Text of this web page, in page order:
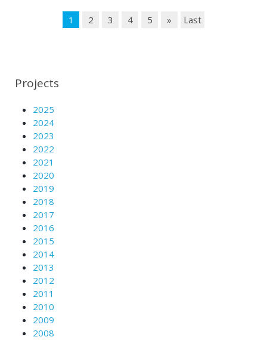
1 2 3 4 5 » Last
Projects
2025
2024
2023
2022
2021
2020
2019
2018
2017
2016
2015
2014
2013
2012
2011
2010
2009
2008